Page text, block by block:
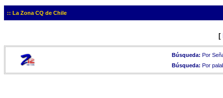
:: La Zona CQ de Chile
[
Búsqueda: Por
Búsqueda: Por